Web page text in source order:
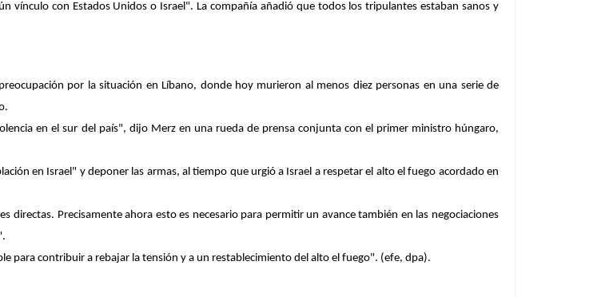
con Estados Unidos o Israel". La compañía añadió que todos los tripulantes estaban sanos y
por la situación en Líbano, donde hoy murieron al menos diez personas en una serie de
en el sur del país", dijo Merz en una rueda de prensa conjunta con el primer ministro húngaro,
en Israel" y deponer las armas, al tiempo que urgió a Israel a respetar el alto el fuego acordado en
directas. Precisamente ahora esto es necesario para permitir un avance también en las negociaciones
para contribuir a rebajar la tensión y a un restablecimiento del alto el fuego". (efe, dpa).